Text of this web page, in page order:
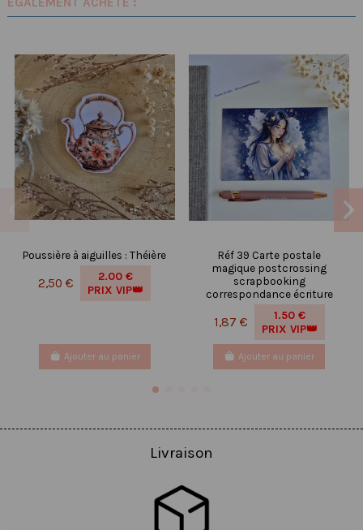
Poussière à aiguilles : Théière
2,50 €
2.00 €
PRIX VIP👑
Ajouter au panier
Réf 39 Carte postale
magique postcrossing
scrapbooking
correspondance écriture
1,87 €
1.50 €
PRIX VIP👑
Ajouter au panier
Livraison